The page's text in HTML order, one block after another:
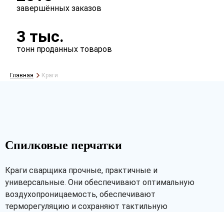
завершённых заказов
3 тыс.
тонн проданных товаров
Главная Краги
Спилковые перчатки
Краги сварщика прочные, практичные и
универсальные. Они обеспечивают оптимальную
воздухопроницаемость, обеспечивают
терморегуляцию и сохраняют тактильную